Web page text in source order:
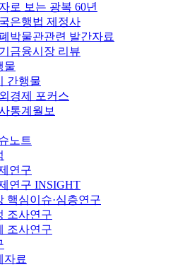
로 보는 광복 60년
은행법 제정사
박물관관련 발간자료
금융시장 리뷰
물
간행물
경제 포커스
통계월보
노트
연구
연구 INSIGHT
핵심이슈·심층연구
조사연구
조사연구
자료